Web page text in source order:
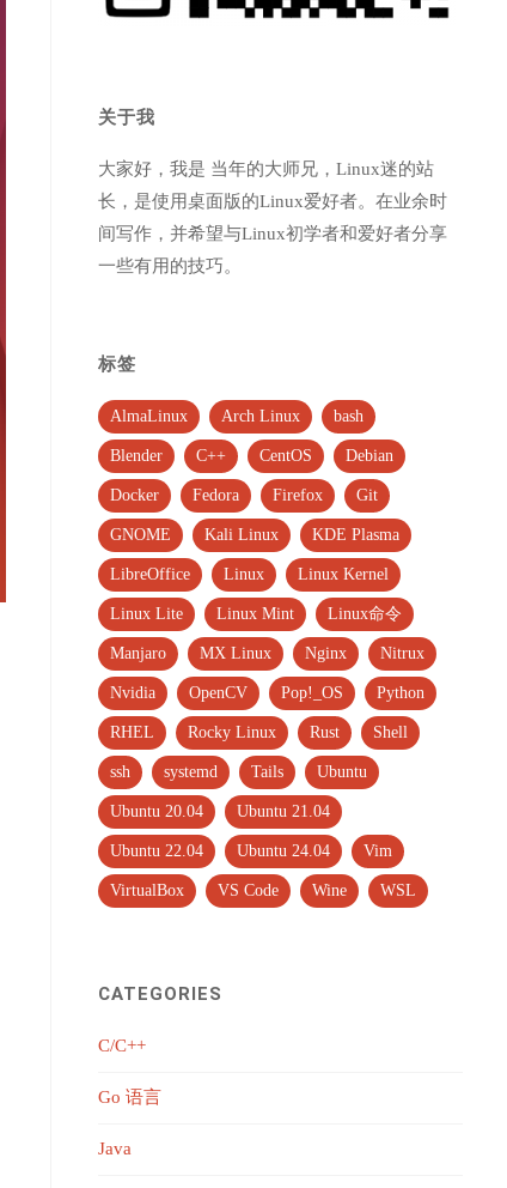
关于我
大家好，我是 当年的大师兄，Linux迷的站
长，是使用桌面版的Linux爱好者。在业余时
间写作，并希望与Linux初学者和爱好者分享
一些有用的技巧。
标签
AlmaLinux Arch Linux bash
Blender C++ CentOS Debian
Docker Fedora Firefox Git
GNOME Kali Linux KDE Plasma
LibreOffice Linux Linux Kernel
Linux Lite Linux Mint Linux命令
Manjaro MX Linux Nginx Nitrux
Nvidia OpenCV Pop!_OS Python
RHEL Rocky Linux Rust Shell
ssh systemd Tails Ubuntu
Ubuntu 20.04 Ubuntu 21.04
Ubuntu 22.04 Ubuntu 24.04 Vim
VirtualBox VS Code Wine WSL
CATEGORIES
C/C++
Go 语言
Java